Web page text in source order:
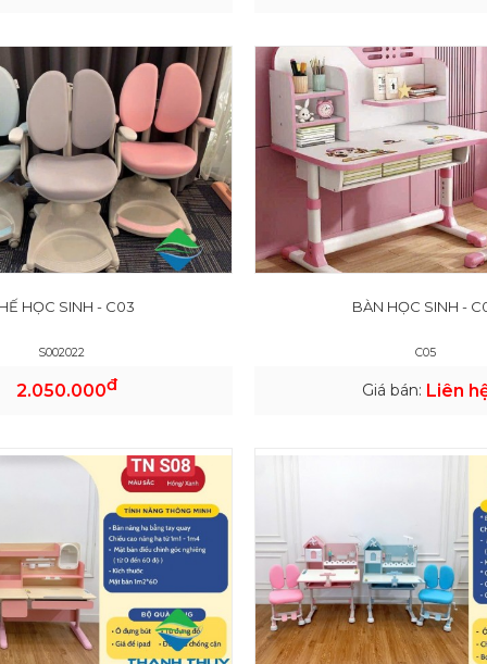
HỌC SINH - C03
S002022
2.050.000đ
BÀN HỌC SINH -
C05
Giá bán: Liên